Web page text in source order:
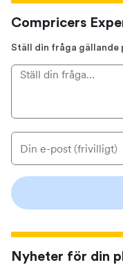
Compricers
Ställ din fråga gällande
Nyheter för din